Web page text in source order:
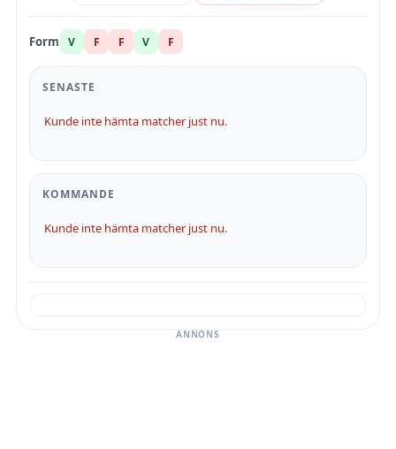
Form V F F V F
SENASTE
Kunde inte hämta matcher just nu.
KOMMANDE
Kunde inte hämta matcher just nu.
ANNONS